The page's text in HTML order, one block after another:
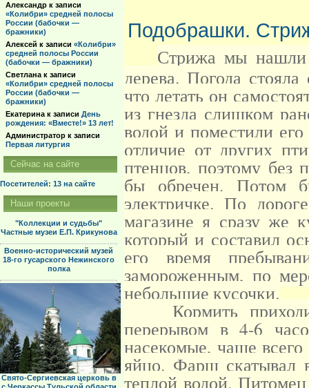
Подобрашки.
Стрижа мы нашли
дерева. Погода
что летать он
из гнезда слишком
водой и поместили
отличие от других
птенцов, поэтому без
бы обречен. Потом
электричке. По
магазине я сразу же
который и составил
его время
замороженным, по
небольшие кусочки.
Кормить
перерывом в 4-6
насекомые, чаще
яйцо. Фарш скатывал
теплой водой.
Александр к записи
«Колибри» средней полосы
России (бабочки —
бражники)
Алексей к записи «Колибри»
средней полосы России
(бабочки — бражники)
Светлана к записи
«Колибри» средней полосы
России (бабочки —
бражники)
Екатерина к записи День
рождения: «Вместе!» 13 лет!
Администратор к записи
Первая литургия
Сейчас на сайте
Посетителей: 13 на сайте
Наши проекты
"Коллекции и судьбы"
Частные музеи Е.П. Крикунова
Военно-исторический музей
18-го гусарского Нежинского
полка
Свято-Сергиевская церковь в